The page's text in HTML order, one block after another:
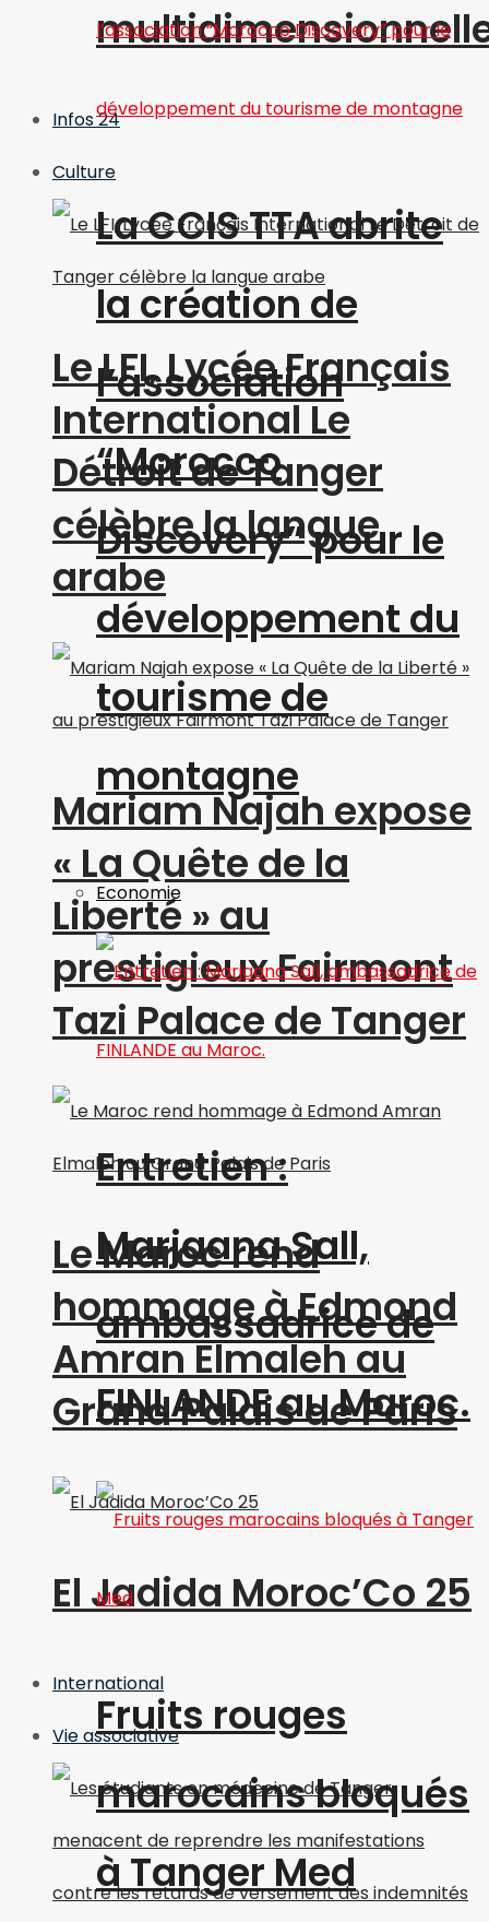
Infos 24
Culture
Le LFI, Lycée Français
International Le
Détroit de Tanger
célèbre la langue
arabe
Mariam Najah expose
« La Quête de la
Liberté » au
prestigieux Fairmont
Tazi Palace de Tanger
Le Maroc rend
hommage à Edmond
Amran Elmaleh au
Grand Palais de Paris
El Jadida Moroc’Co 25
International
Vie associative
La CCIS TTA abrite
la création de
l’association
“Morocco
Discovery” pour le
développement du
tourisme de
montagne
Economie
Entretien :
Marjaana Sall,
ambassadrice de
FINLANDE au Maroc.
Fruits rouges
marocains bloqués
à Tanger Med